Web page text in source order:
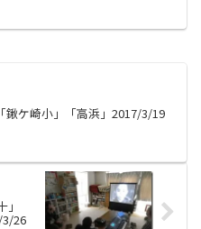
欲しいと心の底から願っている
鍬ケ崎小」「高浜」2017/3/19
3/26